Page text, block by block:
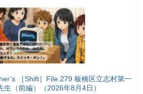
［Shift］File.279 板橋区立志村第一
（前編）（2026年8月4日）